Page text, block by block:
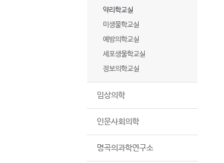
약리학교실
미생물학교실
예방의학교실
세포생물학교실
정보의학교실
임상의학
인문사회의학
명곡의과학연구소